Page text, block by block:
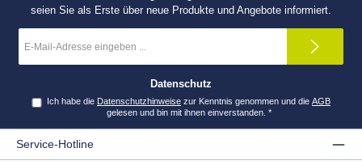
seien Sie als Erste über neue Produkte und Angebote informiert.
Mail-
*
Datenschutz
Ich habe die Datenschutzhinweisezur Kenntnis genommen und die AGB
gelesen und bin mit ihnen einverstanden. *
Service-Hotline